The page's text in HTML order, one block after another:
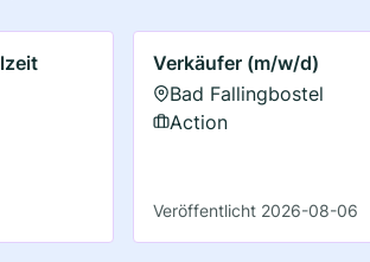
Verkäufer (m/w/d)
Bad Fallingbostel
Action
Veröffentlicht 2026-08-06